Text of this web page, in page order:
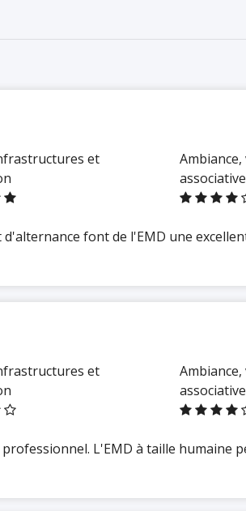
et
associative
font de l'EMD une
et
associative
L'EMD à taille humaine